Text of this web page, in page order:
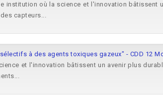
institution où la science et l'innovation bâtissent
capteurs...
à des agents toxiques gazeux" - CDD 12
et l'innovation bâtissent un avenir plus